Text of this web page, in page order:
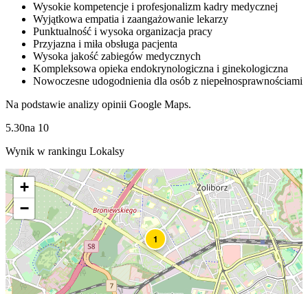
Wysokie kompetencje i profesjonalizm kadry medycznej
Wyjątkowa empatia i zaangażowanie lekarzy
Punktualność i wysoka organizacja pracy
Przyjazna i miła obsługa pacjenta
Wysoka jakość zabiegów medycznych
Kompleksowa opieka endokrynologiczna i ginekologiczna
Nowoczesne udogodnienia dla osób z niepełnosprawnościami
Na podstawie analizy opinii Google Maps.
5.30na 10
Wynik w rankingu Lokalsy
1
+
−